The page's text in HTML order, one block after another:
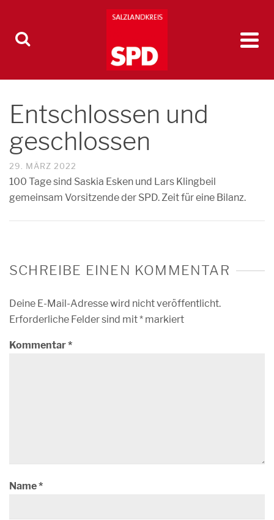
Entschlossen und
geschlossen
29. MÄRZ 2022
100 Tage sind Saskia Esken und Lars Klingbeil
gemeinsam Vorsitzende der SPD. Zeit für eine Bilanz.
SCHREIBE EINEN KOMMENTAR
Deine E-Mail-Adresse wird nicht veröffentlicht.
Erforderliche Felder sind mit* markiert
Kommentar*
Name*